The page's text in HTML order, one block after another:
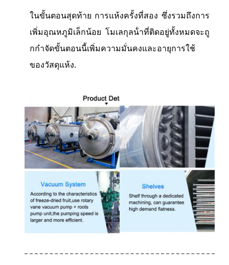
ในขั้นตอนสุดท้าย การแห้งครั้งที่สอง ซึ่งรวมถึงการ
เพิ่มอุณหภูมิเล็กน้อย โมเลกุลน้ําที่ติดอยู่ทั้งหมดจะถู
กกําจัดขั้นตอนนี้เพิ่มความมั่นคงและอายุการใช้
ของวัสดุแห้ง.